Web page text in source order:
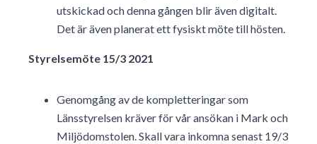
utskickad och denna gången blir även digitalt.
Det är även planerat ett fysiskt möte till hösten.
Styrelsemöte 15/3 2021
Genomgång av de kompletteringar som
Länsstyrelsen kräver för vår ansökan i Mark och
Miljödomstolen. Skall vara inkomna senast 19/3